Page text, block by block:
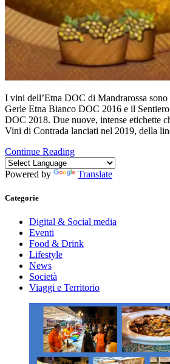
I vini dell’Etna DOC di Mandrarossa
Gerle Etna Bianco DOC 2016 e il
DOC 2018. Due nuove, intense etichette
Vini di Contrada lanciati nel 2019, della
Continue Reading
Powered by Translate
Categorie
Digital & Social media
Eventi
Food & Drink
Lifestyle
News
Società
Viaggi e Territorio